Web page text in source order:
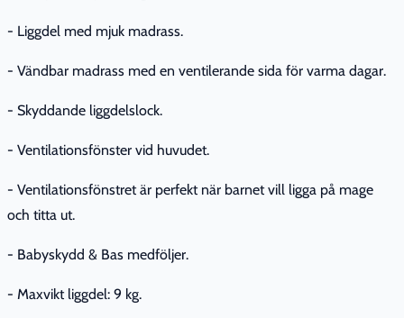
- Liggdel med mjuk madrass.
- Vändbar madrass med en ventilerande sida för varma dagar.
- Skyddande liggdelslock.
- Ventilationsfönster vid huvudet.
- Ventilationsfönstret är perfekt när barnet vill ligga på mage
och titta ut.
- Babyskydd & Bas medföljer.
- Maxvikt liggdel: 9 kg.